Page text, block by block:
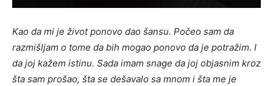
Kao da mi je život ponovo dao šansu. Počeo sam da
razmišljam o tome da bih mogao ponovo da je potražim. I
da joj kažem istinu. Sada imam snage da joj objasnim kroz
šta sam prošao, šta se dešavalo sa mnom i šta me je